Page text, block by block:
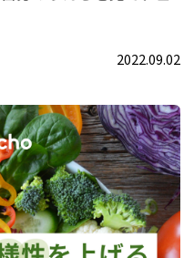
2022.09.02